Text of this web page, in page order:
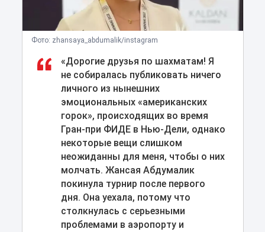
Фото: zhansaya_abdumalik/instagram
«Дорогие друзья по шахматам! Я
не собиралась публиковать ничего
личного из нынешних
эмоциональных «американских
горок», происходящих во время
Гран-при ФИДЕ в Нью-Дели, однако
некоторые вещи слишком
неожиданны для меня, чтобы о них
молчать. Жансая Абдумалик
покинула турнир после первого
дня. Она уехала, потому что
столкнулась с серьезными
проблемами в аэропорту и